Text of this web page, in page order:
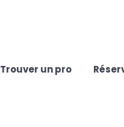
Trouver un pro